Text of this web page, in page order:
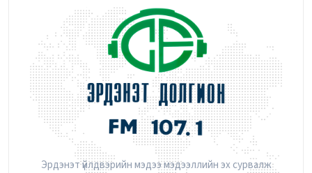
Эрдэнэт үйлдвэрийн мэдээ мэдээллийн эх сурвалж